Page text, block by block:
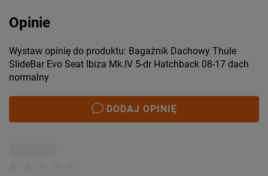
Opinie
Wystaw opinię do produktu: Bagażnik Dachowy Thule
SlideBar Evo Seat Ibiza Mk.IV 5-dr Hatchback 08-17 dach
normalny
DODAJ OPINIĘ